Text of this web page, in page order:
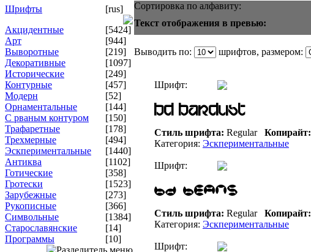
Шрифты
[rus]
Акцидентные
[5424]
Арт
[944]
Выворотные
[219]
Декоративные
[1097]
Исторические
[249]
Контурные
[457]
Модерн
[52]
Орнаментальные
[144]
С рваным контуром
[150]
Трафаретные
[178]
Трехмерные
[494]
Эскпериментальные
[1440]
Антиква
[1102]
Готические
[358]
Гротески
[1523]
Зарубежные
[273]
Рукописные
[366]
Символьные
[1384]
Старославянские
[14]
Программы
[10]
Сортировка по алфавиту:
Текст отображения в превью:
Выводить по: шрифтов, размером:
Шрифт:
Стиль шрифта: Regular Копирайт:
Категория: Эскпериментальные
Шрифт:
Стиль шрифта: Regular Копирайт:
Категория: Эскпериментальные
Шрифт: